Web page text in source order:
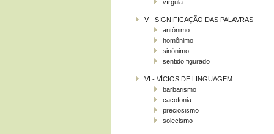
vírgula
V - SIGNIFICAÇÃO DAS PALAVRAS
antônimo
homônimo
sinônimo
sentido figurado
VI - VÍCIOS DE LINGUAGEM
barbarismo
cacofonia
preciosismo
solecismo